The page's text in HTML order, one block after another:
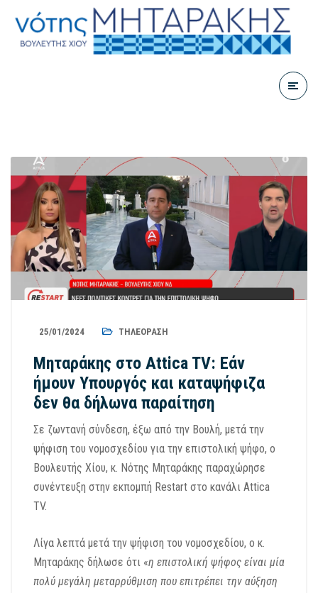
25/01/2024 ΤΗΛΕΌΡΑΣΗ
Μηταράκης στο Attica TV: Eάν
ήμουν Υπουργός και καταψήφιζα
δεν θα δήλωνα παραίτηση
Σε ζωντανή σύνδεση, έξω από την Βουλή, μετά την
ψήφιση του νομοσχεδίου για την επιστολική ψήφο, ο
Βουλευτής Χίου, κ. Νότης Μηταράκης παραχώρησε
συνέντευξη στην εκπομπή Restart στο κανάλι Attica
TV.
Λίγα λεπτά μετά την ψήφιση του νομοσχεδίου, ο κ.
Μηταράκης δήλωσε ότι «η επιστολική ψήφος είναι μία
πολύ μεγάλη μεταρρύθμιση που επιτρέπει την αύξηση